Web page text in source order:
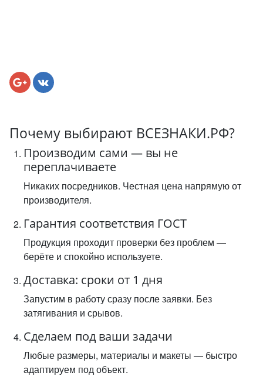
Почему выбирают ВСЕЗНАКИ.РФ?
Производим сами — вы не
переплачиваете
Никаких посредников. Честная цена напрямую от
производителя.
Гарантия соответствия ГОСТ
Продукция проходит проверки без проблем —
берёте и спокойно используете.
Доставка: сроки от 1 дня
Запустим в работу сразу после заявки. Без
затягивания и срывов.
Сделаем под ваши задачи
Любые размеры, материалы и макеты — быстро
адаптируем под объект.